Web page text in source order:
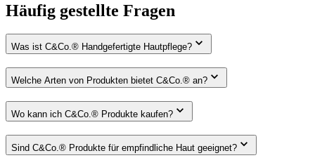
Häufig gestellte Fragen
Was ist C&Co.® Handgefertigte Hautpflege?
Welche Arten von Produkten bietet C&Co.® an?
Wo kann ich C&Co.® Produkte kaufen?
Sind C&Co.® Produkte für empfindliche Haut geeignet?